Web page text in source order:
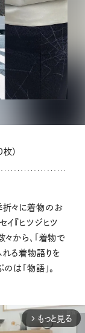
）
折々に着物のお
イ『ヒツジヒツ
々から、「着物で
れる着物語りを
は「物語」。
arrow_forward_ios もっと見る